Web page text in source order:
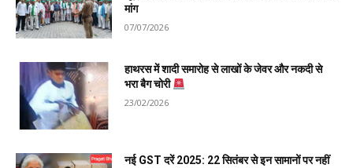
मांग
07/07/2026
हाथरस में शादी समारोह से लाखों के जेवर और नकदी से
भरा बैग चोरी
23/02/2026
नई GST दरें 2025: 22 सितंबर से इन सामानों पर नहीं